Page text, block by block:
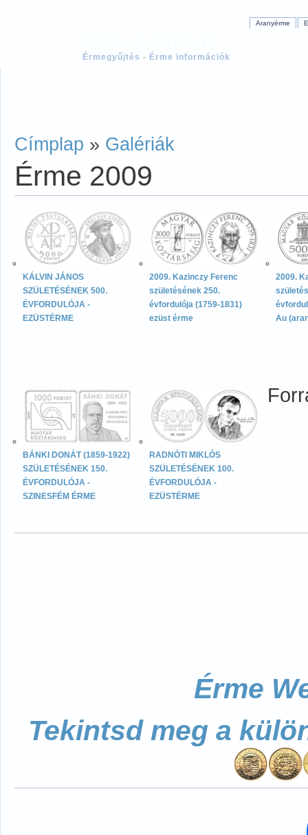
Érmegyűjtés - Érme információk
Aranyérme
Címplap » Galériák
Érme 2009
KÁLVIN JÁNOS
SZÜLETÉSÉNEK 500.
ÉVFORDULÓJA -
EZÜSTÉRME
2009. Kazinczy Ferenc
születésének 250.
évfordulója (1759-1831)
ezüst érme
2009.
Au
BÁNKI DONÁT (1859-1922)
SZÜLETÉSÉNEK 150.
ÉVFORDULÓJA -
SZINESFÉM ÉRME
RADNÓTI MIKLÓS
SZÜLETÉSÉNEK 100.
ÉVFORDULÓJA -
EZÜSTÉRME
Érme
Tekintsd meg a